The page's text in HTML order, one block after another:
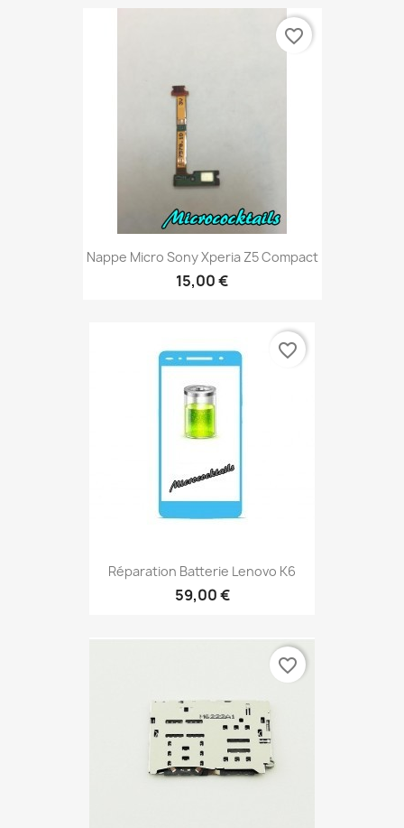
Nappe Micro Sony Xperia Z5 Compact
15,00 €
favorite_border
Réparation Batterie Lenovo K6
59,00 €
favorite_border
favorite_border